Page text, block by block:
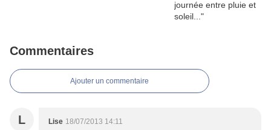
Commentaires
Ajouter un commentaire
L Lise 18/07/2013 14:11